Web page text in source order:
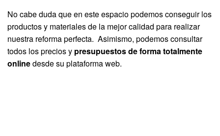
No cabe duda que en este espacio podemos conseguir los
productos y materiales de la mejor calidad para realizar
nuestra reforma perfecta. Asimismo, podemos consultar
todos los precios y presupuestos de forma totalmente
onlinedesde su plataforma web.